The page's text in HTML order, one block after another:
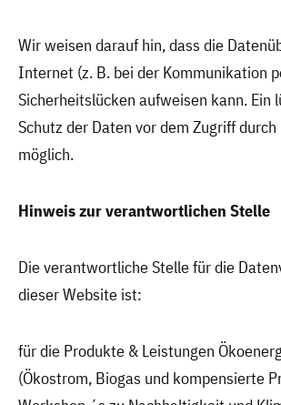
Wir weisen darauf hin, dass die
Internet (z. B. bei der Kommunikation
Sicherheitslücken aufweisen kann. Ein
Schutz der Daten vor dem Zugriff
möglich.
Hinweis zur verantwortlichen Stelle
Die verantwortliche Stelle für die
dieser Website ist:
für die Produkte & Leistungen
(Ökostrom, Biogas und kompensierte